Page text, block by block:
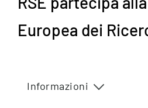
Europea dei
Informazioni